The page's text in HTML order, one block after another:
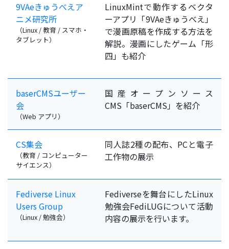
9VAeきゅうべえア
ニメ研究所
（Linux / 教育 / スマホ・
タブレット）
LinuxMintで動作するベクタ
ーアプリ「9VAeきゅうべえ」
で漫画原稿を作成する方法を
解説。漫画にしたゲーム「形
四」も紹介
baserCMSユーザー
会
（Web アプリ）
国産オープンソース
CMS「baserCMS」を紹介
CS集会
（教育 / コンピューター
サイエンス）
同人誌2種の配布、PCと電子
工作物の展示
Fediverse Linux
Users Group
（Linux / 勉強会）
Fediverseを舞台にしたLinux
勉強会FediLUGについて活動
内容の展示を行います。